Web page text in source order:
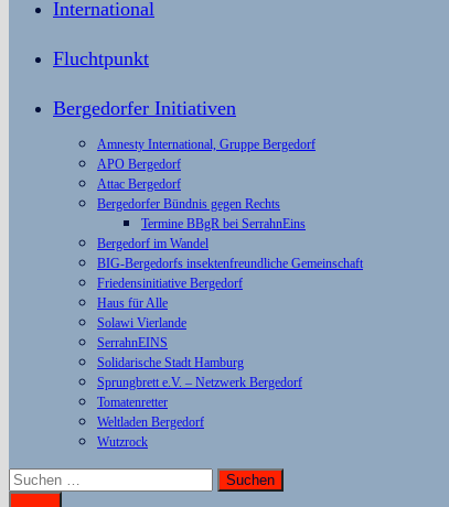
International
Fluchtpunkt
Bergedorfer Initiativen
Amnesty International, Gruppe Bergedorf
APO Bergedorf
Attac Bergedorf
Bergedorfer Bündnis gegen Rechts
Termine BBgR bei SerrahnEins
Bergedorf im Wandel
BIG-Bergedorfs insektenfreundliche Gemeinschaft
Friedensinitiative Bergedorf
Haus für Alle
Solawi Vierlande
SerrahnEINS
Solidarische Stadt Hamburg
Sprungbrett e.V. – Netzwerk Bergedorf
Tomatenretter
Weltladen Bergedorf
Wutzrock
Suchen
nach: